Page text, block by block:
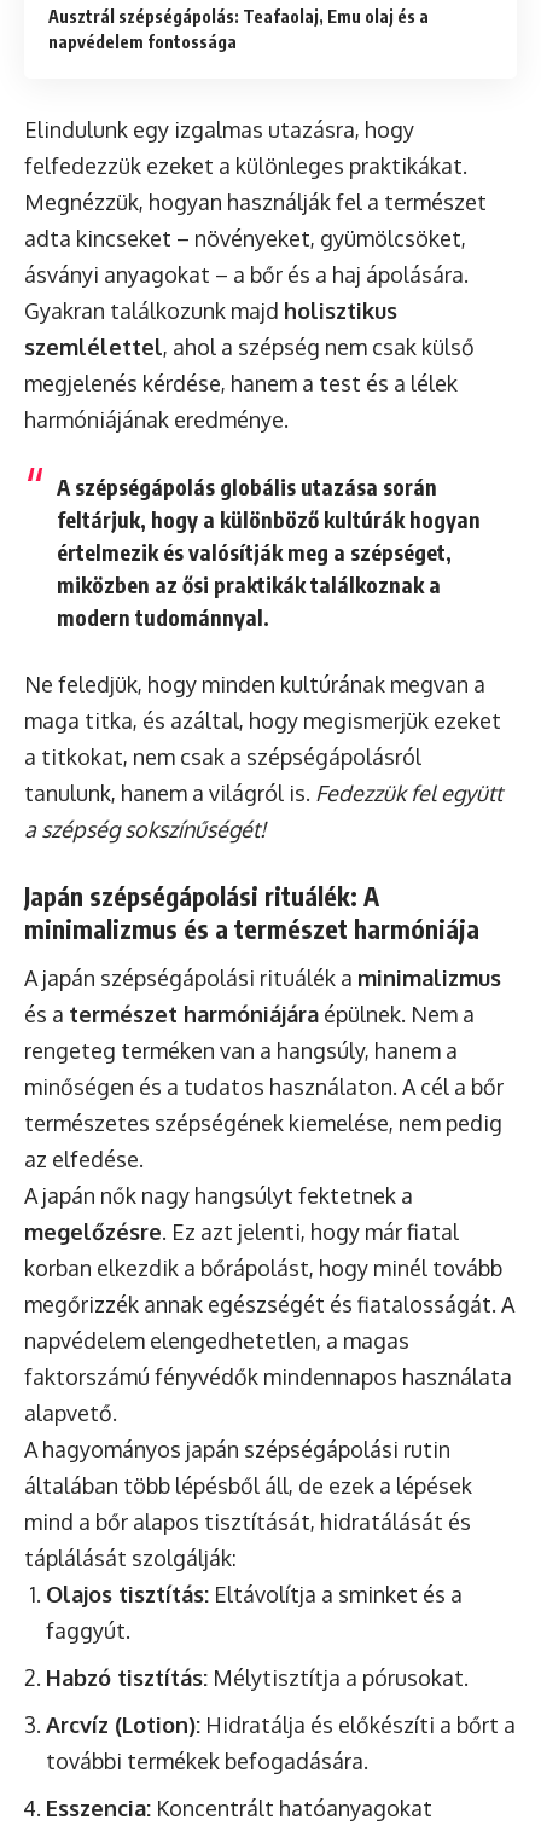
Ausztrál szépségápolás: Teafaolaj, Emu olaj és a
napvédelem fontossága
Elindulunk egy izgalmas utazásra, hogy
felfedezzük ezeket a különleges praktikákat.
Megnézzük, hogyan használják fel a természet
adta kincseket – növényeket, gyümölcsöket,
ásványi anyagokat – a bőr és a haj ápolására.
Gyakran találkozunk majd holisztikus
szemlélettel, ahol a szépség nem csak külső
megjelenés kérdése, hanem a test és a lélek
harmóniájának eredménye.
A szépségápolás globális utazása során
feltárjuk, hogy a különböző kultúrák hogyan
értelmezik és valósítják meg a szépséget,
miközben az ősi praktikák találkoznak a
modern tudománnyal.
Ne feledjük, hogy minden kultúrának megvan a
maga titka, és azáltal, hogy megismerjük ezeket
a titkokat, nem csak a szépségápolásról
tanulunk, hanem a világról is. Fedezzük fel együtt
a szépség sokszínűségét!
Japán szépségápolási rituálék: A
minimalizmus és a természet harmóniája
A japán szépségápolási rituálék a minimalizmus
és a természet harmóniájára épülnek. Nem a
rengeteg terméken van a hangsúly, hanem a
minőségen és a tudatos használaton. A cél a bőr
természetes szépségének kiemelése, nem pedig
az elfedése.
A japán nők nagy hangsúlyt fektetnek a
megelőzésre. Ez azt jelenti, hogy már fiatal
korban elkezdik a bőrápolást, hogy minél tovább
megőrizzék annak egészségét és fiatalosságát. A
napvédelem elengedhetetlen, a magas
faktorszámú fényvédők mindennapos használata
alapvető.
A hagyományos japán szépségápolási rutin
általában több lépésből áll, de ezek a lépések
mind a bőr alapos tisztítását, hidratálását és
táplálását szolgálják:
Olajos tisztítás: Eltávolítja a sminket és a
faggyút.
Habzó tisztítás: Mélytisztítja a pórusokat.
Arcvíz (Lotion): Hidratálja és előkészíti a bőrt a
további termékek befogadására.
Esszencia: Koncentrált hatóanyagokat